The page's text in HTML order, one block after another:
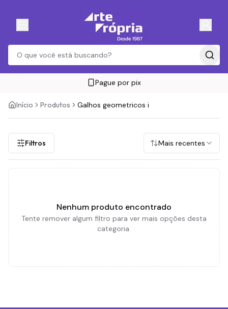
Pague por pix
Início Produtos Galhos geometricos i
Filtros Mais recentes
Nenhum produto encontrado
Tente remover algum filtro para ver mais opções desta
categoria.